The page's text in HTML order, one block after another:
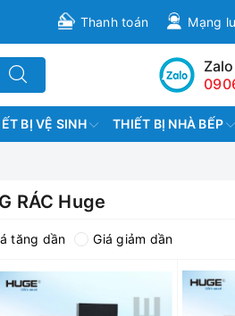
Thanh toán Mạng
BỊ VỆ SINH THIẾT BỊ NHÀ BẾP
RÁC Huge
tăng dần Giá giảm dần